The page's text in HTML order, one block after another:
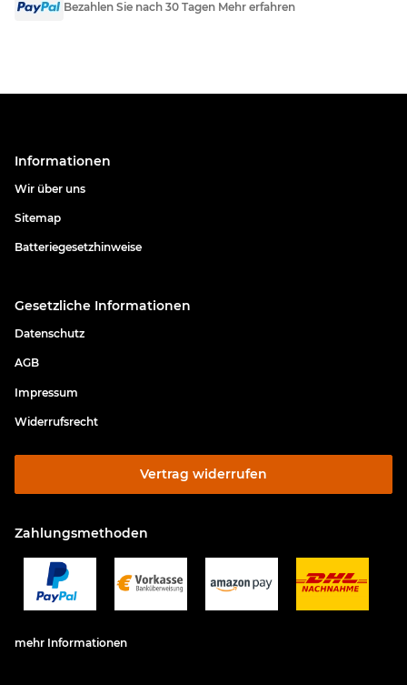
Bezahlen Sie nach 30 Tagen Mehr erfahren
Informationen
Wir über uns
Sitemap
Batteriegesetzhinweise
Gesetzliche Informationen
Datenschutz
AGB
Impressum
Widerrufsrecht
Vertrag widerrufen
Zahlungsmethoden
mehr Informationen